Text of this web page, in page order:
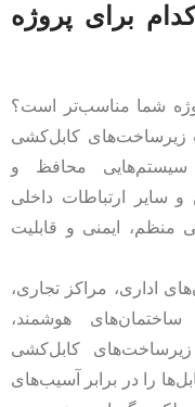
برای پروژه
شما مناسب‌تر است؟
زیرساخت‌های کابل‌کشی
سیستم‌هایی محافظ و
و سایر ارتباطات داخلی
منظم، ایمنی و قابلیت
اداری، مراکز تجاری،
هوشمند،
کابل‌کشی
را در برابر آسیب‌های